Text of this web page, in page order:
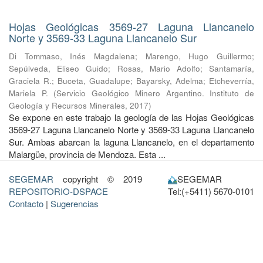
Hojas Geológicas 3569-27 Laguna Llancanelo
Norte y 3569-33 Laguna Llancanelo Sur
Di Tommaso, Inés Magdalena; Marengo, Hugo Guillermo;
Sepúlveda, Eliseo Guido; Rosas, Mario Adolfo;Santamaría,
Graciela R.; Buceta, Guadalupe; Bayarsky, Adelma; Etcheverría,
Mariela P. (Servicio Geológico Minero Argentino. Instituto de
Geología y Recursos Minerales, 2017)
Se expone en este trabajo la geología de las Hojas Geológicas
3569-27 Laguna Llancanelo Norte y 3569-33 Laguna Llancanelo
Sur. Ambas abarcan la laguna Llancanelo, en el departamento
Malargüe, provincia de Mendoza. Esta ...
SEGEMAR copyright © 2019
REPOSITORIO-DSPACE
Contacto | Sugerencias
SEGEMAR
Tel:(+5411) 5670-0101